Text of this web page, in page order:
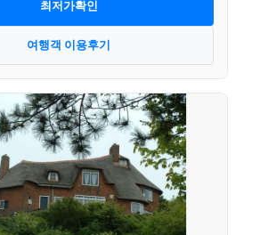
최저가확인
여행객 이용후기